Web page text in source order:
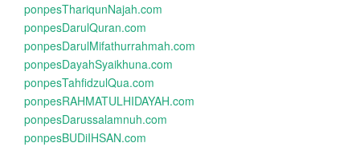
ponpesThariqunNajah.com
ponpesDarulQuran.com
ponpesDarulMifathurrahmah.com
ponpesDayahSyaikhuna.com
ponpesTahfidzulQua.com
ponpesRAHMATULHIDAYAH.com
ponpesDarussalamnuh.com
ponpesBUDiIHSAN.com